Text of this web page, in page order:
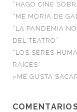
“HAGO CINE
“ME MORÍA DE
“LA PANDEMIA
DEL TEATRO”
“LOS SERES
RAÍCES”
«ME GUSTA